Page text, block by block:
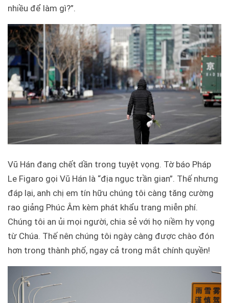
nhiều để làm gì?”.
Vũ Hán đang chết dần trong tuyệt vọng. Tờ báo Pháp
Le Figaro gọi Vũ Hán là “địa ngục trần gian”. Thế nhưng
đáp lại, anh chị em tín hữu chúng tôi càng tăng cường
rao giảng Phúc Âm kèm phát khẩu trang miễn phí.
Chúng tôi an ủi mọi người, chia sẻ với họ niềm hy vọng
từ Chúa. Thế nên chúng tôi ngày càng được chào đón
hơn trong thành phố, ngay cả trong mắt chính quyền!